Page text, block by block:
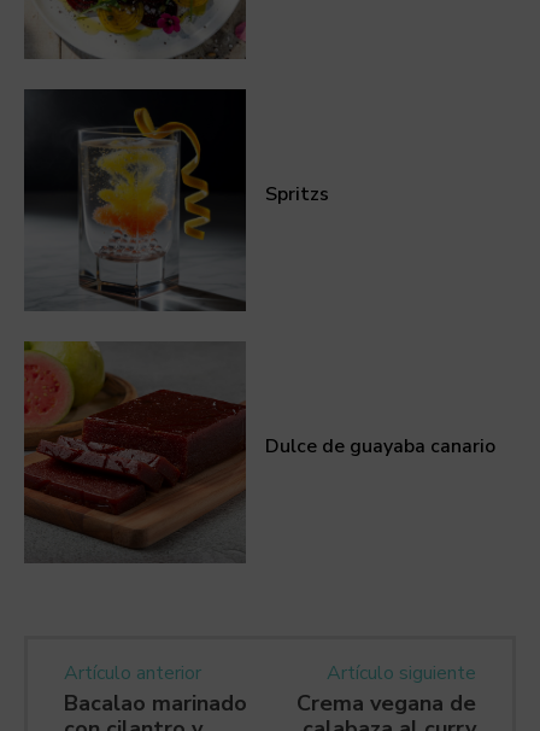
Spritzs
Dulce de guayaba canario
Artículo anterior
Bacalao marinado
Artículo siguiente
Crema vegana de